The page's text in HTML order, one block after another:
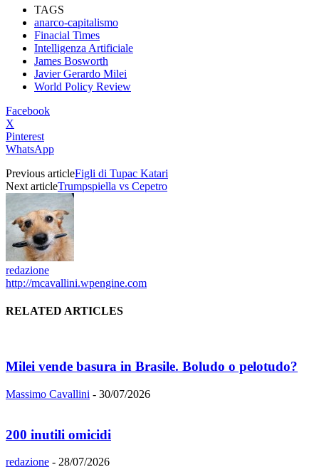
TAGS
anarco-capitalismo
Finacial Times
Intelligenza Artificiale
James Bosworth
Javier Gerardo Milei
World Policy Review
Facebook
X
Pinterest
WhatsApp
Previous articleFigli di Tupac Katari
Next articleTrumpspiella vs Cepetro
redazione
http://mcavallini.wpengine.com
RELATED ARTICLES
Milei vende basura in Brasile. Boludo o pelotudo?
Massimo Cavallini - 30/07/2026
200 inutili omicidi
redazione - 28/07/2026